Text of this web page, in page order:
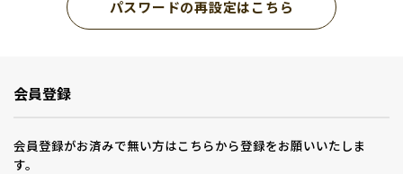
パスワードの再設定はこちら
会員登録
会員登録がお済みで無い方はこちらから登録をお願いいたしま
す。